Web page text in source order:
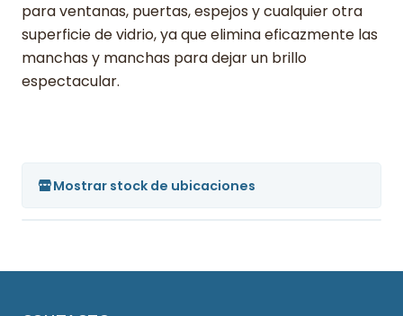
para ventanas, puertas, espejos y cualquier otra
superficie de vidrio, ya que elimina eficazmente las
manchas y manchas para dejar un brillo
espectacular.
Mostrar stock de ubicaciones